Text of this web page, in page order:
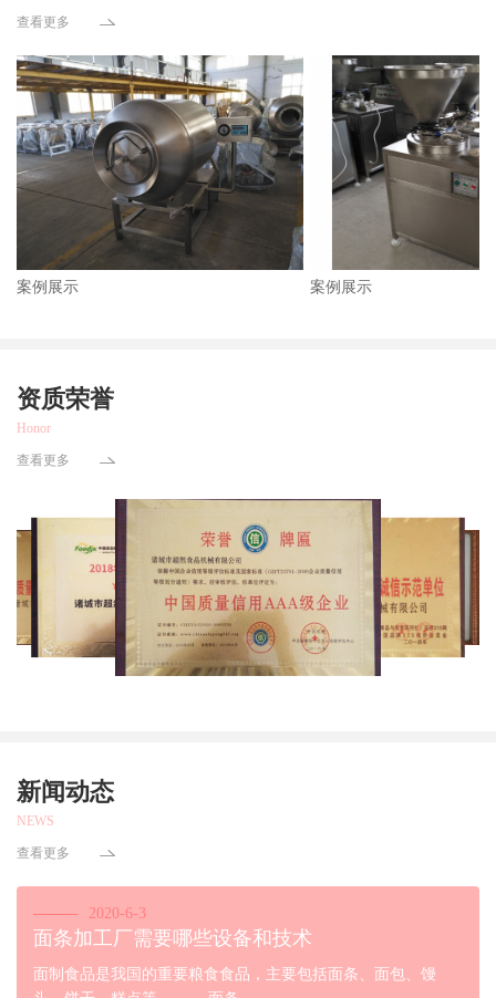
查看更多
案例展示 案例展示
资质荣誉
Honor
查看更多
新闻动态
NEWS
查看更多
2020-6-3
面条加工厂需要哪些设备和技术
面制食品是我国的重要粮食食品，主要包括面条、面包、馒